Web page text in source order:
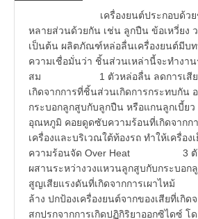
เครื่องยนต์ประกอบด้วยชิ้น
หลายส่วนด้วยกัน เช่น ลูกปืน ข้อเหวี่ยง
เป็นต้น ผลิตภัณฑ์หล่อลื่นเครื่องยนต์มีบ
ความเชื่อมั่นว่า ชิ้นส่วนเหล่านี้จะทำงาน
สม 1 ตัวหล่อลื่น ลดการเสียดสี
เกิดจากการที่ชิ้นส่วนเกิดการกระทบกัน
กระบอกลูกสูบกับลูกปืน หรือแกน
อุณหภูมิ คอยดูดซับความร้อนที่เกิดจากกา
เครื่องและบริเวณใต้ท้องรถ ทำให้เครื่อง
ความร้อนจัด Over Heat 3 ตัวเ
ผสานระหว่างวงแหวนลูกสูบกับกระบอก
สูญเสียแรงดันที่เกิดจากการเผ
ล้าง ปกป้องเครื่องยนต์จากของเสียที่เกิด
สกปรกจากการเกิดปฏิกิริยาออกซิไดซ์ โ